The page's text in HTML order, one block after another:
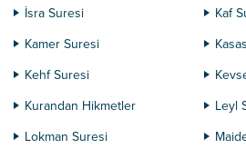
İsra Suresi
Kaf
Kamer Suresi
Kehf Suresi
Kurandan Hikmetler
Leyl
Lokman Suresi